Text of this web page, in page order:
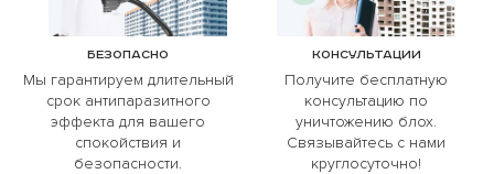
Безопасно
Мы гарантируем длительный
срок антипаразитного
эффекта для вашего
спокойствия и
безопасности.
Консультации
Получите бесплатную
консультацию по
уничтожению блох.
Связывайтесь с нами
круглосуточно!